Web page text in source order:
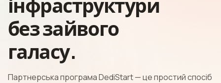
інфраструктури
без зайвого
галасу.
Партнерська програма DediStart — це простий спосіб